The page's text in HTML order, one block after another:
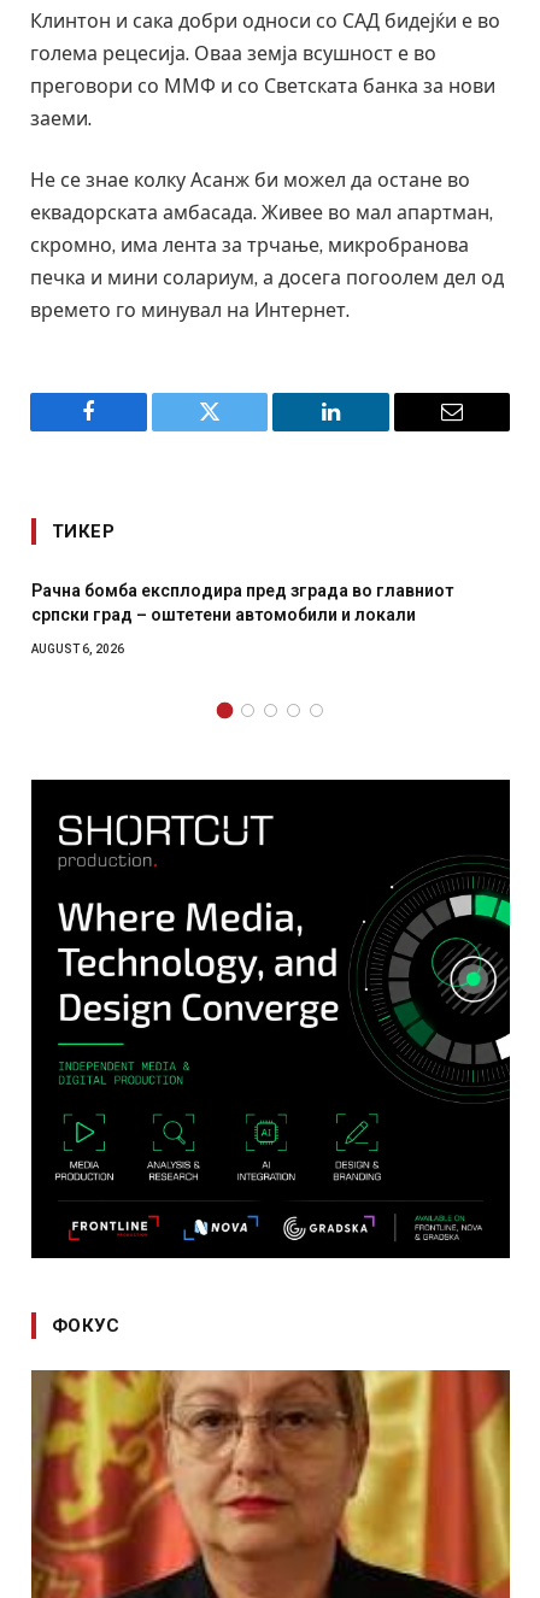
Клинтон и сака добри односи со САД бидејќи е во
голема рецесија. Оваа земја всушност е во
преговори со ММФ и со Светската банка за нови
заеми.
Не се знае колку Асанж би можел да остане во
еквадорската амбасада. Живее во мал апартман,
скромно, има лента за трчање, микробранова
печка и мини солариум, а досега погоолем дел од
времето го минувал на Интернет.
Facebook Twitter LinkedIn Email
ТИКЕР
И Данска се милитарилизира – воведува нова 11-
месечна воена
AUGUST 4, 2026
ФОКУС